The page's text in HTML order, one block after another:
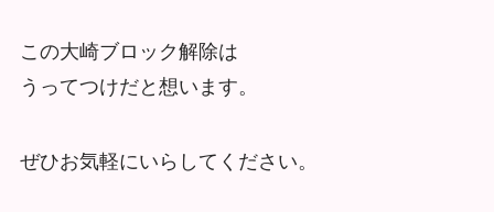
この大崎ブロック解除は
うってつけだと想います。
ぜひお気軽にいらしてください。